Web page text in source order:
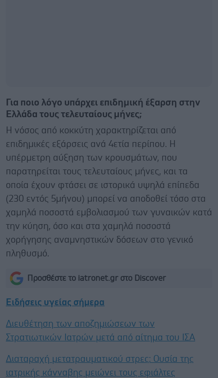
Για ποιο λόγο υπάρχει επιδημική έξαρση στην
Ελλάδα τους τελευταίους μήνες;
Η νόσος από κοκκύτη χαρακτηρίζεται από
επιδημικές εξάρσεις ανά 4ετία περίπου. Η
υπέρμετρη αύξηση των κρουσμάτων, που
παρατηρείται τους τελευταίους μήνες, και τα
οποία έχουν φτάσει σε ιστορικά υψηλά επίπεδα
(230 εντός 5μήνου) μπορεί να αποδοθεί τόσο στα
χαμηλά ποσοστά εμβολιασμού των γυναικών κατά
την κύηση, όσο και στα χαμηλά ποσοστά
χορήγησης αναμνηστικών δόσεων στο γενικό
πληθυσμό.
Προσθέστε το iatronet.gr στο Discover
Ειδήσεις υγείας σήμερα
Διευθέτηση των αποζημιώσεων των
Στρατιωτικών Ιατρών μετά από αίτημα του ΙΣΑ
Διαταραχή μετατραυματικού στρες: Ουσία της
ιατρικής κάνναβης μειώνει τους εφιάλτες